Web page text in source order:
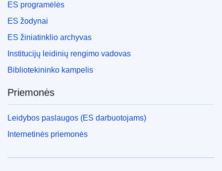
ES programėlės
ES žodynai
ES žiniatinklio archyvas
Institucijų leidinių rengimo vadovas
Bibliotekininko kampelis
Priemonės
Leidybos paslaugos (ES darbuotojams)
Internetinės priemonės